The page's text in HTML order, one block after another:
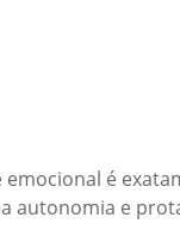
é
autonomia e